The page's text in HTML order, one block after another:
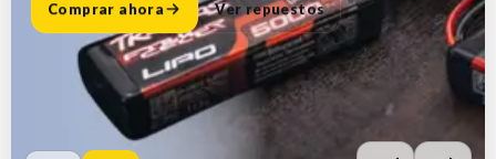
Comprar ahora Ver repuestos